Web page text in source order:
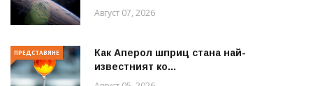
Август 07, 2026
ПРЕДСТАВЯНЕ
Как Аперол шприц стана най-
известният ко...